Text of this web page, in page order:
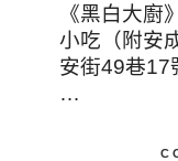
《黑白大廚
小吃（附安
安街49巷
…